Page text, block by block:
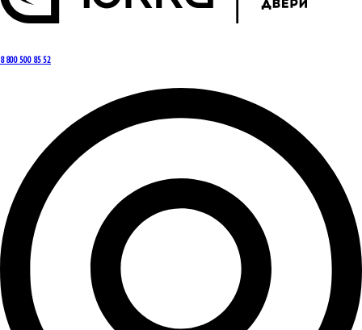
8 800 500 85 52